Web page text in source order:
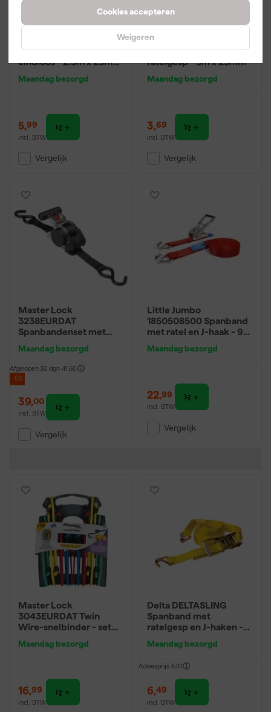
Cookies accepteren
Weigeren
1825200250 Spanband
eindloos - 2.5m x 25mm
Maandag bezorgd
5,99
incl. BTW
Vergelijk
Delta DELTASLING
Spanband eindloos met
ratelgesp - 5m x 25mm
Maandag bezorgd
3,69
incl. BTW
Vergelijk
Master Lock
3238EURDAT
Spanbandenset met
25mm - set van 2
Maandag bezorgd
Afgelopen 30 dgn 41,60
-6%
39,00
incl. BTW
Vergelijk
Little Jumbo
1850508500 Spanband
met ratel en J-haak - 9m
Maandag bezorgd
22,99
incl. BTW
Vergelijk
Master Lock
3043EURDAT Twin
Wire-snelbinder - set
Maandag bezorgd
16,99
incl. BTW
Delta DELTASLING
Spanband met
ratelgesp en J-haken -
Maandag bezorgd
Adviesprijs 6,51
6,49
incl. BTW